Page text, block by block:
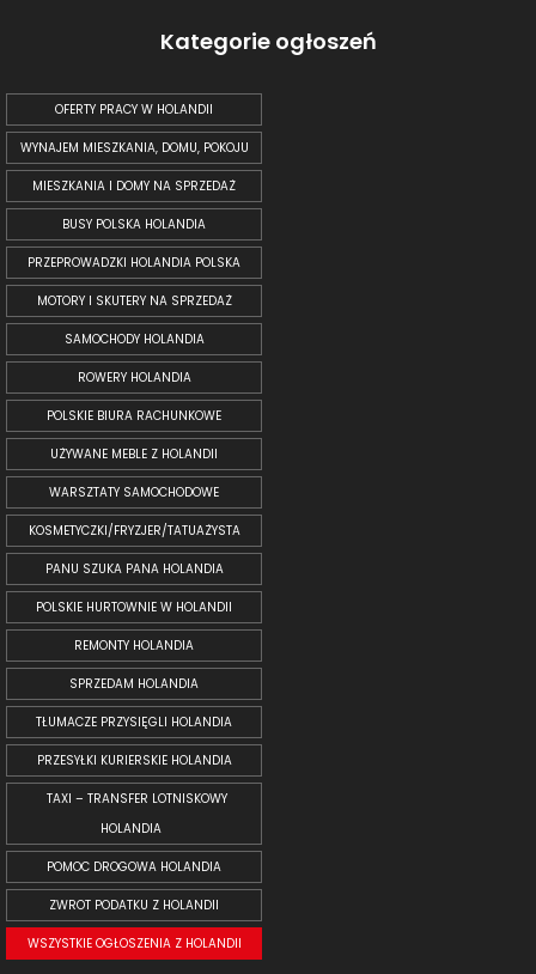
Kategorie ogłoszeń
OFERTY PRACY W HOLANDII
WYNAJEM MIESZKANIA, DOMU, POKOJU
MIESZKANIA I DOMY NA SPRZEDAŻ
BUSY POLSKA HOLANDIA
PRZEPROWADZKI HOLANDIA POLSKA
MOTORY I SKUTERY NA SPRZEDAŻ
SAMOCHODY HOLANDIA
ROWERY HOLANDIA
POLSKIE BIURA RACHUNKOWE
UŻYWANE MEBLE Z HOLANDII
WARSZTATY SAMOCHODOWE
KOSMETYCZKI/FRYZJER/TATUAŻYSTA
PANU SZUKA PANA HOLANDIA
POLSKIE HURTOWNIE W HOLANDII
REMONTY HOLANDIA
SPRZEDAM HOLANDIA
TŁUMACZE PRZYSIĘGLI HOLANDIA
PRZESYŁKI KURIERSKIE HOLANDIA
TAXI – TRANSFER LOTNISKOWY
HOLANDIA
POMOC DROGOWA HOLANDIA
ZWROT PODATKU Z HOLANDII
WSZYSTKIE OGŁOSZENIA Z HOLANDII